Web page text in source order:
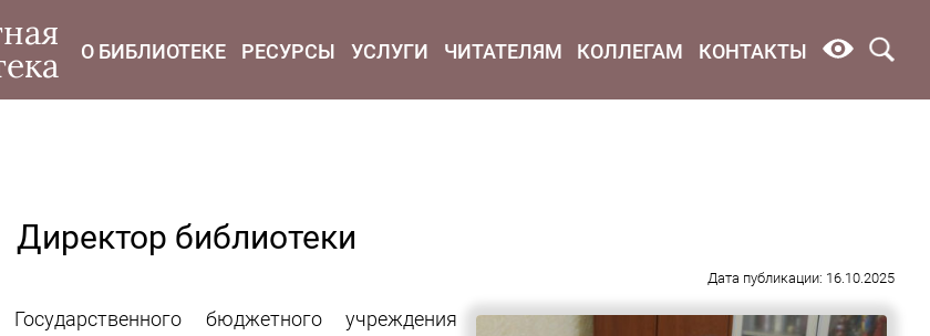
О БИБЛИОТЕКЕ РЕСУРСЫ УСЛУГИ ЧИТАТЕЛЯМ КОЛЛЕГАМ КОНТАКТЫ
Директор библиотеки
Дата публикации: 16.10.2025
Государственного бюджетного учреждения